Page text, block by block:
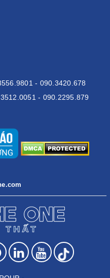
- 090.3420.678
- 090.2295.879